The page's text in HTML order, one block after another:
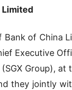
Limited
Bank of China Li
Executive Offi
Group), at t
they jointly wit